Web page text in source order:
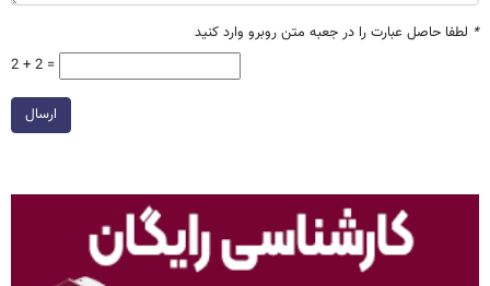
* لطفا حاصل عبارت را در جعبه متن روبرو وارد کنید
2 + 2 =
ارسال